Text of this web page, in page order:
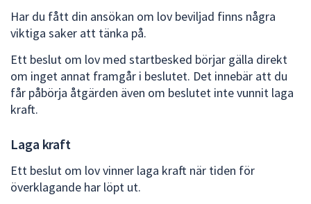
Har du fått din ansökan om lov beviljad finns några
viktiga saker att tänka på.
Ett beslut om lov med startbesked börjar gälla direkt
om inget annat framgår i beslutet. Det innebär att du
får påbörja åtgärden även om beslutet inte vunnit laga
kraft.
Laga kraft
Ett beslut om lov vinner laga kraft när tiden för
överklagande har löpt ut.